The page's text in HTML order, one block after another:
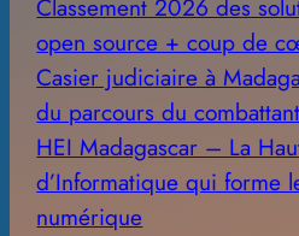
Classement 2026 des
open source + coup de
Casier judiciaire à
du parcours du
HEI Madagascar – La
d’Informatique qui forme
numérique